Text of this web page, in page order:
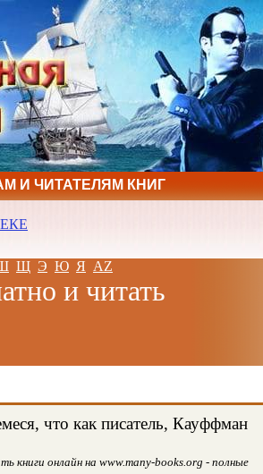
И ЧИТАТЕЛЯМ КНИГ
Щ Э Ю Я AZ
и читать
что как писатель, Кауффман
книги онлайн на www.many-books.org - полные